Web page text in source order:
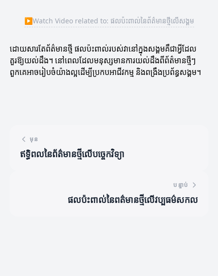
▶Watch Video related to: ផលប៉ះពាល់នៃព័ត៌មានថ្មីលើសង្គម
ដោយសារតែព័ត៌មានថ្មី ផលប៉ះពាល់របស់វានៅក្នុងសង្គមគឺជាអ្វីដែល
គួរឱ្យយល់ដឹង។ នៅពេលដែលមនុស្សមានការយល់ដឹងពីព័ត៌មានថ្មីៗ
ពួកគេអាចរៀបចំយ៉ាងល្អដើម្បីប្រកបអាជីវកម្ម និងពង្រឹងប្រព័ន្ធសង្គម។
មុន
ឥទ្ធិពលនៃព័ត៌មានថ្មីលើបច្ចេកវិទ្យា
បន្ទាប់
ផលប៉ះពាល់នៃពត៌មានថ្មីលើវប្បធម៌សកល